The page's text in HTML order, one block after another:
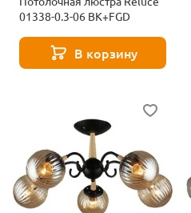
01338-0.3-06 BK+FGD
В корзину